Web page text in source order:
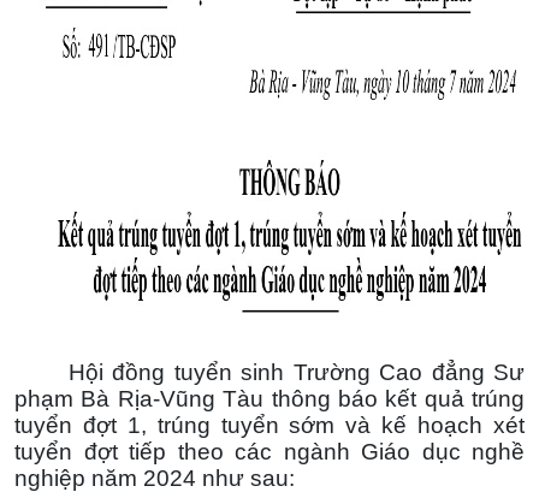
Hội đồng tuyển sinh Trường Cao đẳng Sư
phạm Bà Rịa-Vũng Tàu thông báo kết quả trúng
tuyển đợt 1, trúng tuyển sớm và kế hoạch xét
tuyển đợt tiếp theo các ngành Giáo dục nghề
nghiệp năm 2024 như sau: